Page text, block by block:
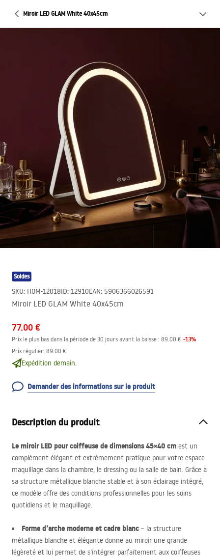
Miroir LED GLAM White 40x45cm
Soldes
SKU: HOM-12018ID: 12910EAN: 5906366026591
Miroir LED GLAM White 40x45cm
77.00 €
Prix le plus bas dans la période de 30 jours avant la baisse : 89.00 € -13%
Prix régulier: 89.00 €
Expédition demain.
Demander des informations sur le produit
Description du produit
Le miroir LED pour coiffeuse de dimensions 45×40 cm est un
complément élégant et extrêmement pratique pour votre espace
maquillage dans la chambre, le dressing ou la salle de bain. Grâce à
sa structure métallique blanche stable et à son éclairage intégré,
ce modèle offre des conditions professionnelles pour les soins
quotidiens et le maquillage.
Forme d’arche moderne et cadre blanc – la structure
métallique blanche et élégante donne au miroir une grande
légèreté et lui permet de s’intégrer parfaitement aux coiffeuses